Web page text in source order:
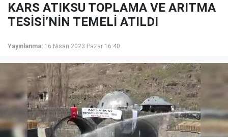
KARS ATIKSU TOPLAMA VE ARITMA
TESİSİ’NİN TEMELİ ATILDI
Yayınlanma: 16 Nisan 2023 Pazar 16:40